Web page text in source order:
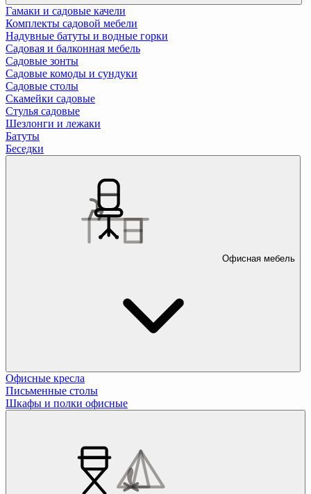
Гамаки и садовые качели
Комплекты садовой мебели
Надувные батуты и водные горки
Садовая и балконная мебель
Садовые зонты
Садовые комоды и сундуки
Садовые столы
Скамейки садовые
Стулья садовые
Шезлонги и лежаки
Батуты
Беседки
Офисная мебель
Офисные кресла
Письменные столы
Шкафы и полки офисные